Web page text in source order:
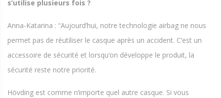
s’utilise plusieurs fois ?
Anna-Katarina : “Aujourd’hui, notre technologie airbag ne nous
permet pas de réutiliser le casque après un accident. C’est un
accessoire de sécurité et lorsqu’on développe le produit, la
sécurité reste notre priorité.
Hövding est comme n’importe quel autre casque. Si vous